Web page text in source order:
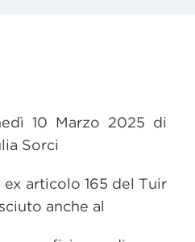
10 Marzo 2025 di
Sorci
articolo 165 del Tuir
anche al